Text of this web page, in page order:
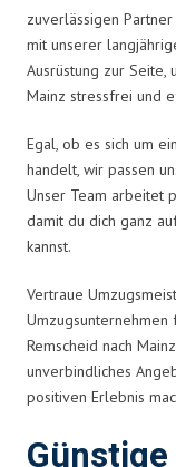
zuverlässigen
mit unserer
Ausrüstung zur Seite,
Mainz stressfrei und
Egal, ob es sich um
handelt, wir passen
Unser Team arbeitet
damit du dich ganz
kannst.
Vertraue
Remscheid nach
unverbindliches
positiven Erlebnis